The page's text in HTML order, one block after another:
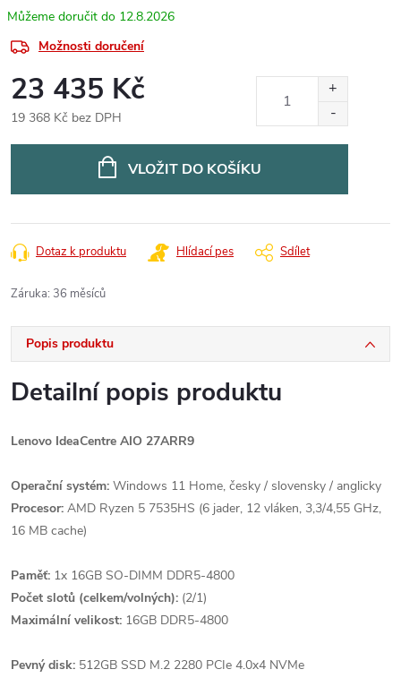
12.8.2026
Možnosti doručení
23 435 Kč
19 368 Kč bez DPH
VLOŽIT DO KOŠÍKU
Dotaz k produktu Hlídací pes Sdílet
Záruka: 36 měsíců
Popis produktu
Detailní popis produktu
Lenovo IdeaCentre AIO 27ARR9
Operační systém: Windows 11 Home, česky / slovensky / anglicky
Procesor: AMD Ryzen 5 7535HS (6 jader, 12 vláken, 3,3/4,55 GHz,
16 MB cache)
Paměť: 1x 16GB SO-DIMM DDR5-4800
Počet slotů (celkem/volných): (2/1)
Maximální velikost: 16GB DDR5-4800
Pevný disk: 512GB SSD M.2 2280 PCIe 4.0x4 NVMe